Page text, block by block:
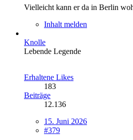
Vielleicht kann er da in Berlin
Inhalt melden
Knolle
Lebende Legende
Erhaltene Likes
183
Beiträge
12.136
15. Juni 2026
#379